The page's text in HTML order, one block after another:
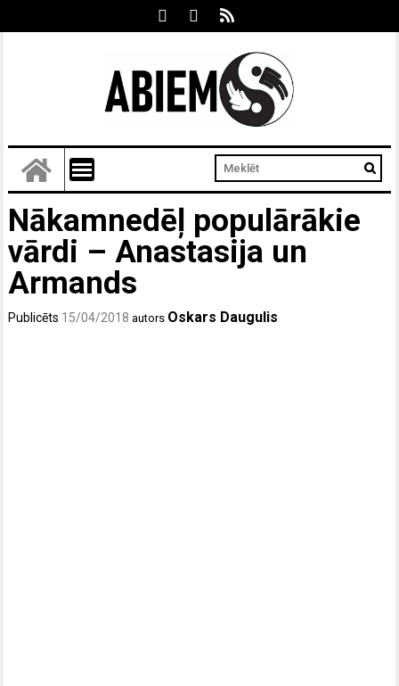
Nākamnedēļ populārākie
vārdi – Anastasija un
Armands
Publicēts 15/04/2018 autors Oskars Daugulis